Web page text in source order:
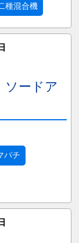
種混合機
ソードア
パチ